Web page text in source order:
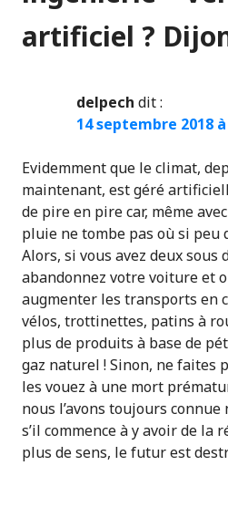
artificiel ?
delpech dit :
14 septembre 2018
Evidemment que le climat,
maintenant, est géré
de pire en pire car, même
pluie ne tombe pas où si peu
Alors, si vous avez deux sous
abandonnez votre voiture et
augmenter les transports en
vélos, trottinettes, patins à
plus de produits à base de
gaz naturel ! Sinon, ne faites
les vouez à une mort
nous l’avons toujours connue
s’il commence à y avoir de la
plus de sens, le futur est